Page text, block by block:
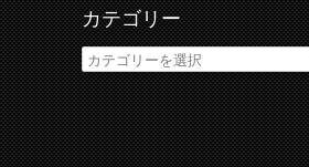
カテゴリー
カ
テ
ゴ
リ
ー